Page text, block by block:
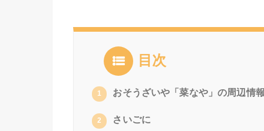
目次
1 おそうざいや「菜なや」の周辺情
2 さいごに